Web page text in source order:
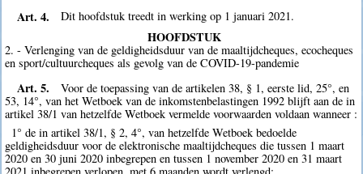
Art. 4. Dit hoofdstuk treedt in werking op 1 januari 2021.
HOOFDSTUK
2. - Verlenging van de geldigheidsduur van de maaltijdcheques, ecocheques
en sport/cultuurcheques als gevolg van de COVID-19-pandemie
Art. 5.
Voor de toepassing van de artikelen 38, § 1, eerste lid, 25°, en
53, 14°, van het Wetboek van de inkomstenbelastingen 1992 blijft aan de in
artikel 38/1 van hetzelfde Wetboek vermelde voorwaarden voldaan wanneer :
1° de in artikel 38/1, § 2, 4°, van hetzelfde Wetboek bedoelde
geldigheidsduur voor de elektronische maaltijdcheques die tussen 1 maart
2020 en 30 juni 2020 inbegrepen en tussen 1 november 2020 en 31 maart